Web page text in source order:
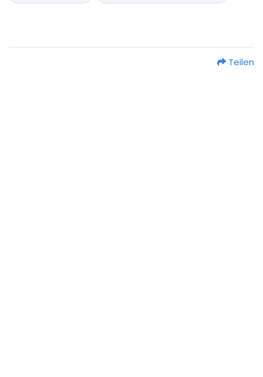
Teilen